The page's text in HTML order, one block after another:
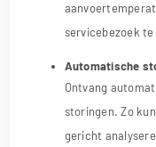
servicebezoek
Automatische
Ontvang
storingen. Zo
gericht